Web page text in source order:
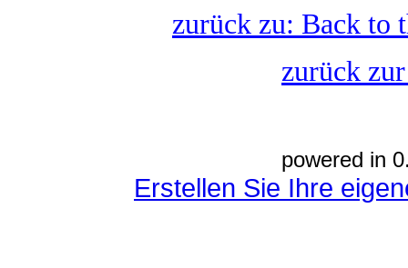
zurück zu: Back to
zurück
powered in
Erstellen Sie Ihre